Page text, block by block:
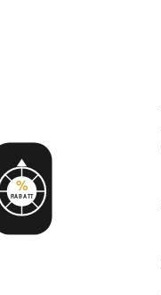
%
RABATT